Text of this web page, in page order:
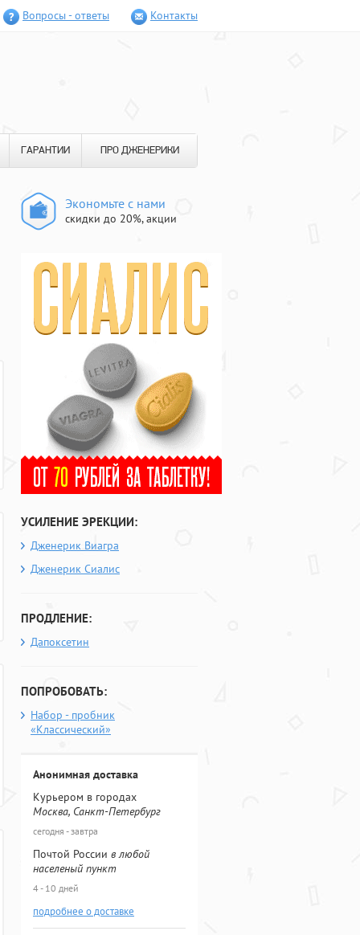
Вопросы - ответы Контакты
ГАРАНТИИ ПРО ДЖЕНЕРИКИ
Экономьте с нами
скидки до 20%, акции
УСИЛЕНИЕ ЭРЕКЦИИ:
Дженерик Виагра
Дженерик Сиалис
ПРОДЛЕНИЕ:
Дапоксетин
ПОПРОБОВАТЬ:
Набор - пробник
«Классический»
Анонимная доставка
Курьером в городах
Москва, Санкт-Петербург
сегодня - завтра
Почтой России в любой
населеный пункт
4 - 10 дней
подробнее о доставке